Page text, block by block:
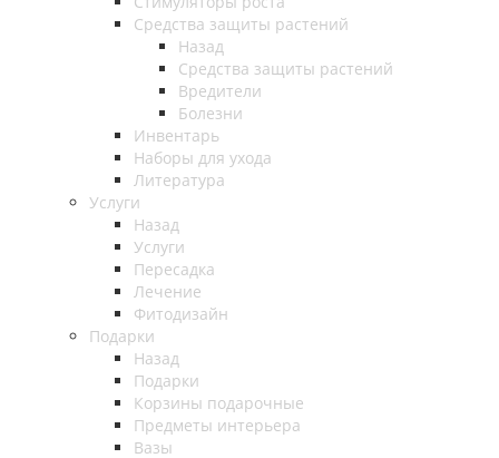
Средства защиты растений
Назад
Средства защиты растений
Вредители
Болезни
Инвентарь
Наборы для ухода
Литература
Услуги
Назад
Услуги
Пересадка
Лечение
Фитодизайн
Подарки
Назад
Подарки
Корзины подарочные
Предметы интерьера
Вазы